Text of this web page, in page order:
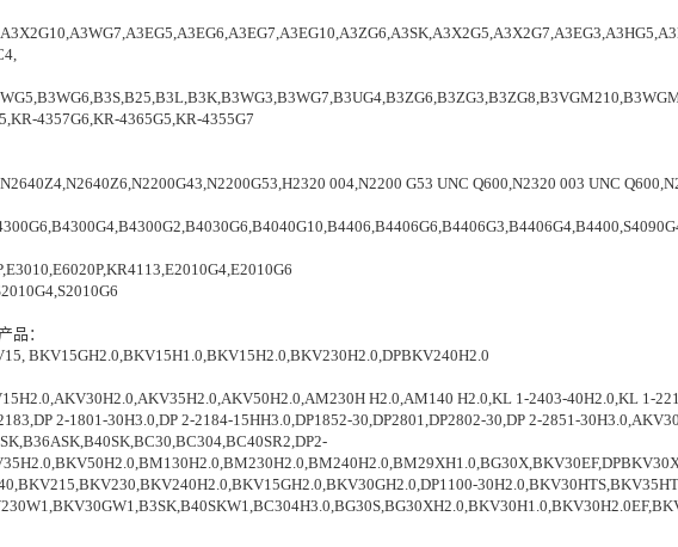
4357G6,KR-4365G5,KR-4355G7
004,N2200 G53 UNC Q600,N2320 003 UNC
品：
BKV15GH2.0,BKV15H1.0,BKV15H2.0,BKV230H2.0,DPBKV240H2.0
H2.0,AM140 H2.0,KL 1-2403-40H2.0,KL 1-
2-1801-30H3.0,DP 2-2184-15HH3.0,DP1852-30,DP2801,DP2802-30,DP 2-2851-